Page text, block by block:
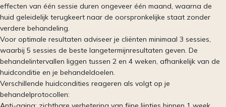
effecten van één sessie duren ongeveer één maand, waarna de
huid geleidelijk terugkeert naar de oorspronkelijke staat zonder
verdere behandeling.
Voor optimale resultaten adviseer je cliënten minimaal 3 sessies,
waarbij 5 sessies de beste langetermijnresultaten geven. De
behandelintervallen liggen tussen 2 en 4 weken, afhankelijk van de
huidconditie en je behandeldoelen.
Verschillende huidcondities reageren als volgt op je
behandelprotocollen: